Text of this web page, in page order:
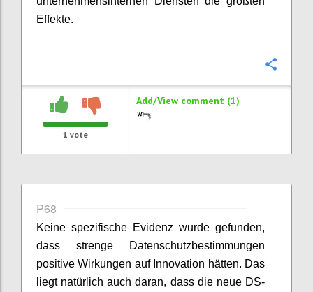
Effekte.
1 vote
Add/View comment (1)
P68
Keine spezifische Evidenz wurde gefunden,
dass strenge Datenschutzbestimmungen
positive Wirkungen auf Innovation hätten. Das
liegt natürlich auch daran, dass die neue DS-